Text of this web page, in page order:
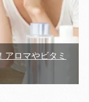
アロマやビタミ